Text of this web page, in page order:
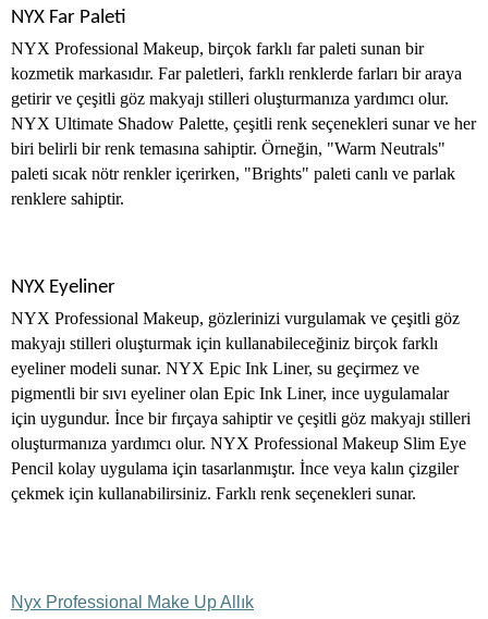
NYX Far Paleti
NYX Professional Makeup, birçok farklı far paleti sunan bir
kozmetik markasıdır. Far paletleri, farklı renklerde farları bir araya
getirir ve çeşitli göz makyajı stilleri oluşturmanıza yardımcı olur.
NYX Ultimate Shadow Palette, çeşitli renk seçenekleri sunar ve her
biri belirli bir renk temasına sahiptir. Örneğin, "Warm Neutrals"
paleti sıcak nötr renkler içerirken, "Brights" paleti canlı ve parlak
renklere sahiptir.
NYX Eyeliner
NYX Professional Makeup, gözlerinizi vurgulamak ve çeşitli göz
makyajı stilleri oluşturmak için kullanabileceğiniz birçok farklı
eyeliner modeli sunar. NYX Epic Ink Liner, su geçirmez ve
pigmentli bir sıvı eyeliner olan Epic Ink Liner, ince uygulamalar
için uygundur. İnce bir fırçaya sahiptir ve çeşitli göz makyajı stilleri
oluşturmanıza yardımcı olur. NYX Professional Makeup Slim Eye
Pencil kolay uygulama için tasarlanmıştır. İnce veya kalın çizgiler
çekmek için kullanabilirsiniz. Farklı renk seçenekleri sunar.
Nyx Professional Make Up Allık